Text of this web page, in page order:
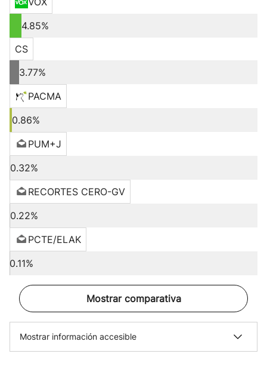
4.85%
CS
3.77%
PACMA
0.86%
PUM+J
0.32%
RECORTES CERO-GV
0.22%
PCTE/ELAK
0.11%
Mostrar comparativa
Mostrar información accesible